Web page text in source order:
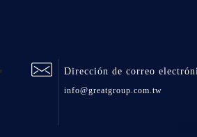
Dirección de correo
info@greatgroup.com.tw